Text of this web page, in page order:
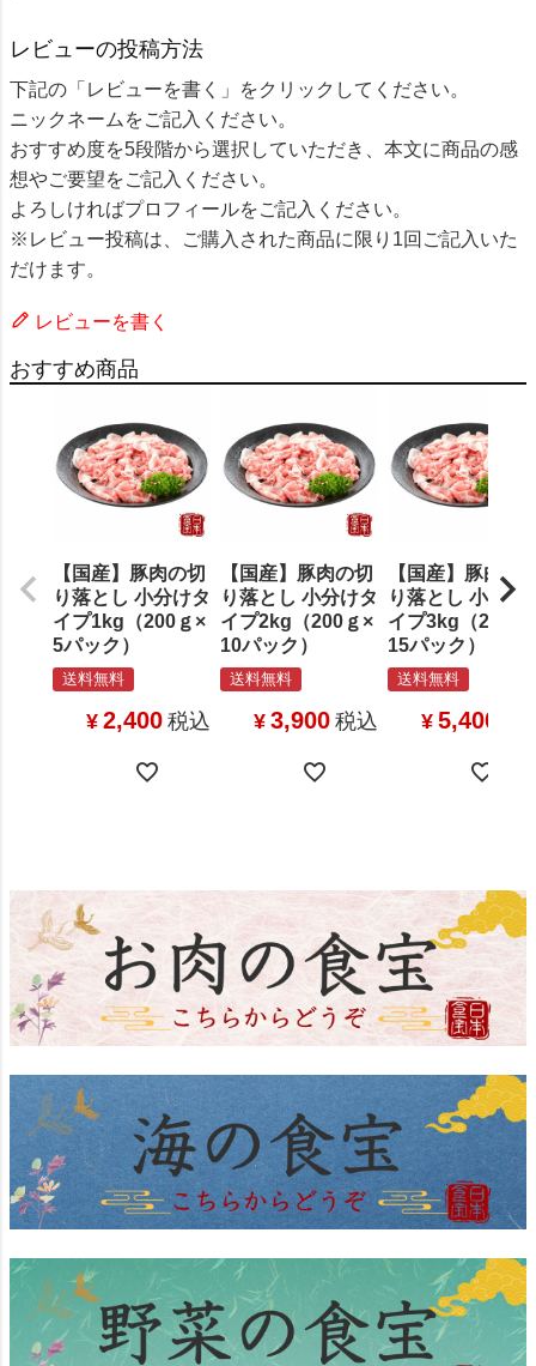
レビューの投稿方法
下記の「レビューを書く」をクリックしてください。
ニックネームをご記入ください。
おすすめ度を5段階から選択していただき、本文に商品の感
想やご要望をご記入ください。
よろしければプロフィールをご記入ください。
※レビュー投稿は、ご購入された商品に限り1回ご記入いた
だけます。
レビューを書く
おすすめ商品
【国産】豚肉の切
り落とし 小分けタ
イプ1kg（200ｇ×
5パック）
送料無料
¥ 2,400 税込
【国産】豚肉の切
り落とし 小分けタ
イプ2kg（200ｇ×
10パック）
送料無料
¥ 3,900 税込
【国産】豚肉の
り落とし 小分け
イプ3kg（200ｇ
15パック）
送料無料
¥ 5,400